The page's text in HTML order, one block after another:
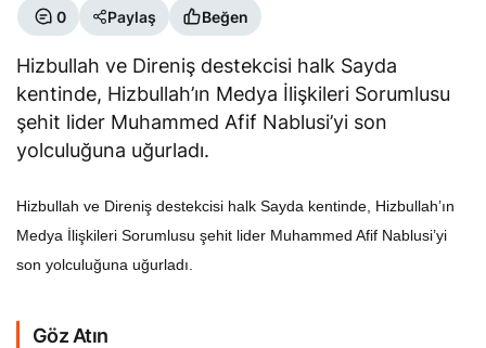
0 Paylaş Beğen
Hizbullah ve Direniş destekcisi halk Sayda
kentinde, Hizbullah’ın Medya İlişkileri Sorumlusu
şehit lider Muhammed Afif Nablusi’yi son
yolculuğuna uğurladı.
Hizbullah ve Direniş destekcisi halk Sayda kentinde, Hizbullah’ın
Medya İlişkileri Sorumlusu şehit lider Muhammed Afif Nablusi’yi
son yolculuğuna uğurladı.
Göz Atın